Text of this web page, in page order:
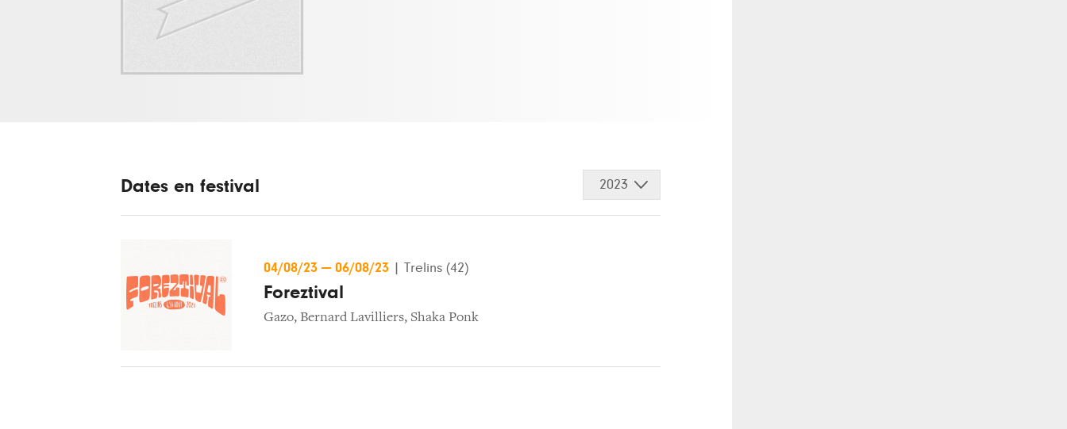
Dates en festival 2023
04/08/23 — 06/08/23 Trelins (42)
Foreztival
Gazo, Bernard Lavilliers, Shaka Ponk